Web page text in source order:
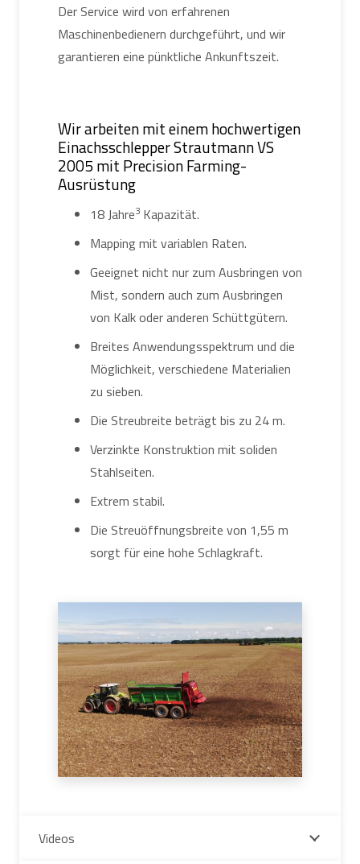
Der Service wird von erfahrenen
Maschinenbedienern durchgeführt, und wir
garantieren eine pünktliche Ankunftszeit.
Wir arbeiten mit einem hochwertigen
Einachsschlepper Strautmann VS
2005 mit Precision Farming-
Ausrüstung
18 Jahre3 Kapazität.
Mapping mit variablen Raten.
Geeignet nicht nur zum Ausbringen von
Mist, sondern auch zum Ausbringen
von Kalk oder anderen Schüttgütern.
Breites Anwendungsspektrum und die
Möglichkeit, verschiedene Materialien
zu sieben.
Die Streubreite beträgt bis zu 24 m.
Verzinkte Konstruktion mit soliden
Stahlseiten.
Extrem stabil.
Die Streuöffnungsbreite von 1,55 m
sorgt für eine hohe Schlagkraft.
Videos